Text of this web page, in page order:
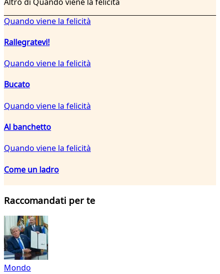
Quando viene la felicità
Rallegratevi!
Quando viene la felicità
Bucato
Quando viene la felicità
Al banchetto
Quando viene la felicità
Come un ladro
Raccomandati per te
Mondo